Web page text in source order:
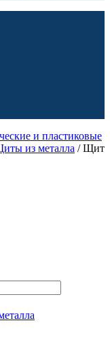
и пластиковые
из металла / Щит